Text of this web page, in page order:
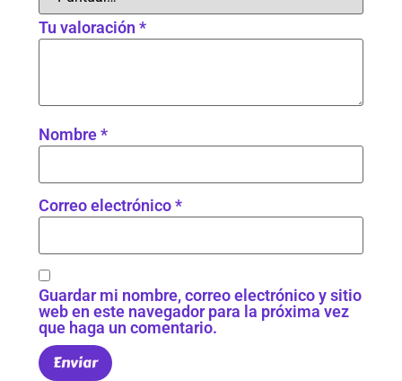
Tu valoración*
Nombre*
Correo electrónico*
Guardar mi nombre, correo electrónico y sitio
web en este navegador para la próxima vez
que haga un comentario.